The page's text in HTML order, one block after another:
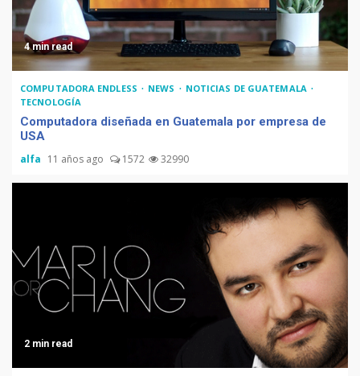
4 min read
COMPUTADORA ENDLESS NEWS
NOTICIAS DE GUATEMALA
TECNOLOGÍA
Computadora diseñada en Guatemala por empresa de
USA
alfa 11 años ago 1572 32990
2 min read